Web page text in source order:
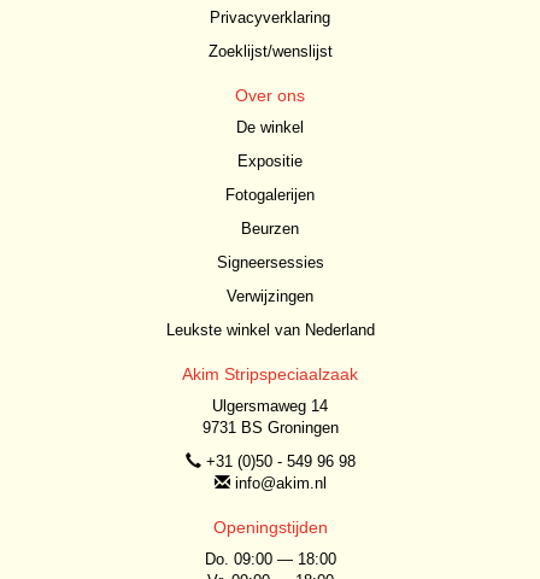
Privacyverklaring
Zoeklijst/wenslijst
Over ons
De winkel
Expositie
Fotogalerijen
Beurzen
Signeersessies
Verwijzingen
Leukste winkel van Nederland
Akim Stripspeciaalzaak
Ulgersmaweg 14
9731 BS Groningen
+31 (0)50 - 549 96 98
info@akim.nl
Openingstijden
Do. 09:00 — 18:00